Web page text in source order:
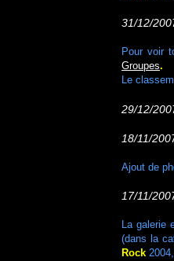
31/12/
Pour voir
Groupes.
Le
29/12/
18/11/
Ajout de
17/11/
La galerie
(dans la
Rock 2004,